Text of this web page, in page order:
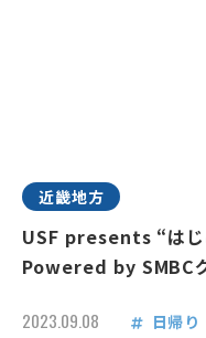
近畿地方
USF presents “は
Powered by SMBC
2023.09.08 日帰り